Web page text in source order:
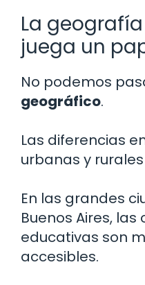
La
juega un
No podemos
geográfico.
Las diferencias
urbanas y
En las grandes
Buenos Aires,
educativas son
accesibles.